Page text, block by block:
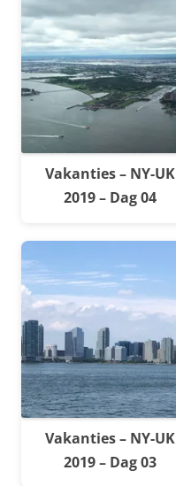
Vakanties – NY-UK
2019 – Dag 04
Vakanties – NY-UK
2019 – Dag 03